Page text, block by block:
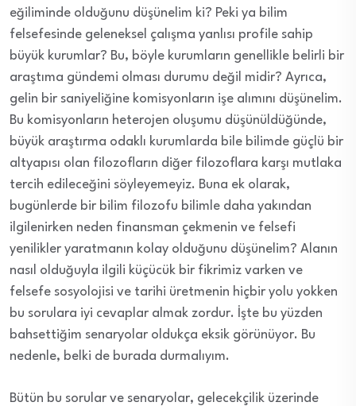
eğiliminde olduğunu düşünelim ki? Peki ya bilim
felsefesinde geleneksel çalışma yanlısı profile sahip
büyük kurumlar? Bu, böyle kurumların genellikle belirli bir
araştıma gündemi olması durumu değil midir? Ayrıca,
gelin bir saniyeliğine komisyonların işe alımını düşünelim.
Bu komisyonların heterojen oluşumu düşünüldüğünde,
büyük araştırma odaklı kurumlarda bile bilimde güçlü bir
altyapısı olan filozofların diğer filozoflara karşı mutlaka
tercih edileceğini söyleyemeyiz. Buna ek olarak,
bugünlerde bir bilim filozofu bilimle daha yakından
ilgilenirken neden finansman çekmenin ve felsefi
yenilikler yaratmanın kolay olduğunu düşünelim? Alanın
nasıl olduğuyla ilgili küçücük bir fikrimiz varken ve
felsefe sosyolojisi ve tarihi üretmenin hiçbir yolu yokken
bu sorulara iyi cevaplar almak zordur. İşte bu yüzden
bahsettiğim senaryolar oldukça eksik görünüyor. Bu
nedenle, belki de burada durmalıyım.
Bütün bu sorular ve senaryolar, gelecekçilik üzerinde